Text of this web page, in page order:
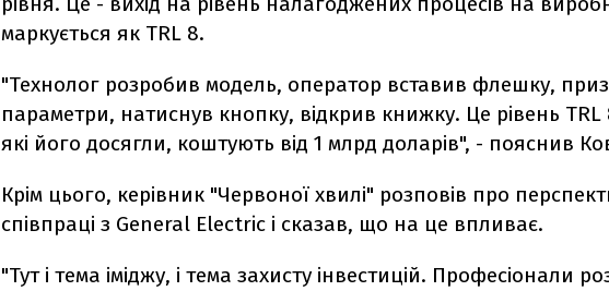
маркується як TRL 8.
"Технолог розробив модель, оператор вставив флешку,
параметри, натиснув кнопку, відкрив книжку. Це рівень TRL
які його досягли, коштують від 1 млрд доларів", - пояснив
Крім цього, керівник "Червоної хвилі" розповів про
співпраці з General Electric і сказав, що на це впливає.
"Тут і тема іміджу, і тема захисту інвестицій. Професіонали